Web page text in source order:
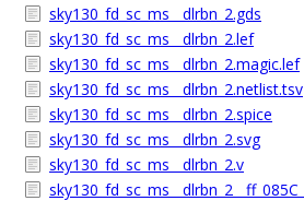
sky130_fd_sc_ms__dlrbn_2.gds
sky130_fd_sc_ms__dlrbn_2.lef
sky130_fd_sc_ms__dlrbn_2.magic.lef
sky130_fd_sc_ms__dlrbn_2.netlist.tsv
sky130_fd_sc_ms__dlrbn_2.spice
sky130_fd_sc_ms__dlrbn_2.svg
sky130_fd_sc_ms__dlrbn_2.v